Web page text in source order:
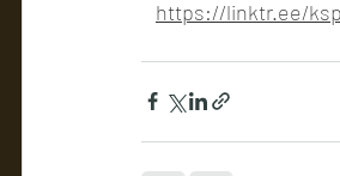
https://linktr.ee/